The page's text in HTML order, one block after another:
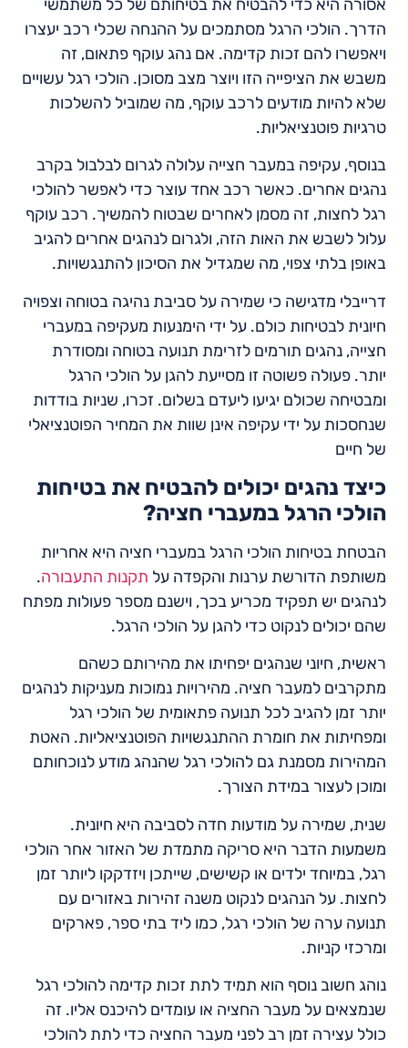
אסורה היא כדי להבטיח את בטיחותם של כל משתמשי
הדרך. הולכי הרגל מסתמכים על ההנחה שכלי רכב יעצרו
ויאפשרו להם זכות קדימה. אם נהג עוקף פתאום, זה
משבש את הציפייה הזו ויוצר מצב מסוכן. הולכי רגל עשויים
שלא להיות מודעים לרכב עוקף, מה שמוביל להשלכות
טרגיות פוטנציאליות.
בנוסף, עקיפה במעבר חצייה עלולה לגרום לבלבול בקרב
נהגים אחרים. כאשר רכב אחד עוצר כדי לאפשר להולכי
רגל לחצות, זה מסמן לאחרים שבטוח להמשיך. רכב עוקף
עלול לשבש את האות הזה, ולגרום לנהגים אחרים להגיב
באופן בלתי צפוי, מה שמגדיל את הסיכון להתנגשויות.
דרייבלי מדגישה כי שמירה על סביבת נהיגה בטוחה וצפויה
חיונית לבטיחות כולם. על ידי הימנעות מעקיפה במעברי
חצייה, נהגים תורמים לזרימת תנועה בטוחה ומסודרת
יותר. פעולה פשוטה זו מסייעת להגן על הולכי הרגל
ומבטיחה שכולם יגיעו ליעדם בשלום. זכרו, שניות בודדות
שנחסכות על ידי עקיפה אינן שוות את המחיר הפוטנציאלי
של חיים
כיצד נהגים יכולים להבטיח את בטיחות
הולכי הרגל במעברי חציה?
הבטחת בטיחות הולכי הרגל במעברי חציה היא אחריות
משותפת הדורשת ערנות והקפדה על תקנות התעבורה.
לנהגים יש תפקיד מכריע בכך, וישנם מספר פעולות מפתח
שהם יכולים לנקוט כדי להגן על הולכי הרגל.
ראשית, חיוני שנהגים יפחיתו את מהירותם כשהם
מתקרבים למעבר חציה. מהירויות נמוכות מעניקות לנהגים
יותר זמן להגיב לכל תנועה פתאומית של הולכי רגל
ומפחיתות את חומרת ההתנגשויות הפוטנציאליות. האטת
המהירות מסמנת גם להולכי רגל שהנהג מודע לנוכחותם
ומוכן לעצור במידת הצורך.
שנית, שמירה על מודעות חדה לסביבה היא חיונית.
משמעות הדבר היא סריקה מתמדת של האזור אחר הולכי
רגל, במיוחד ילדים או קשישים, שייתכן ויזדקקו ליותר זמן
לחצות. על הנהגים לנקוט משנה זהירות באזורים עם
תנועה ערה של הולכי רגל, כמו ליד בתי ספר, פארקים
ומרכזי קניות.
נוהג חשוב נוסף הוא תמיד לתת זכות קדימה להולכי רגל
שנמצאים על מעבר החציה או עומדים להיכנס אליו. זה
כולל עצירה זמן רב לפני מעבר החציה כדי לתת להולכי